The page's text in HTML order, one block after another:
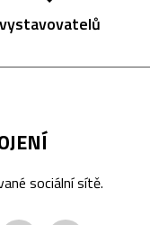
vystavovatelů
sociální sítě.